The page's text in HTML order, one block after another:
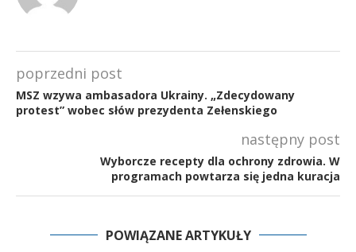
poprzedni post
MSZ wzywa ambasadora Ukrainy. „Zdecydowany
protest” wobec słów prezydenta Zełenskiego
następny post
Wyborcze recepty dla ochrony zdrowia. W
programach powtarza się jedna kuracja
POWIĄZANE ARTYKUŁY